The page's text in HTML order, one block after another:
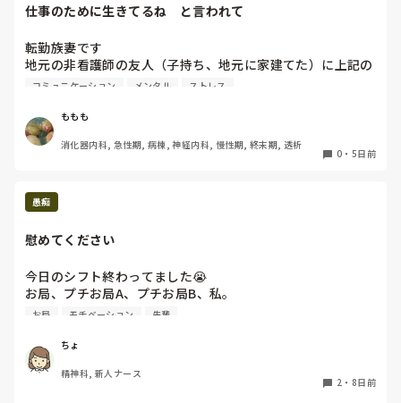
仕事のために生きてるね　と言われて
転勤族妻です
地元の非看護師の友人（子持ち、地元に家建てた）に上記の
こと言われました
転勤についてゆくたびに、転職して大変だね〜って意味で言
ってきたらしいけど
どうも　（子どもも産まないで家も建てないで知らない土地
（以前も子ども産めるの？）とストレートに聞かれたり、会
話した後にモヤモヤすることありました
子ども欲しくないことは話したんだけどなぁ
仕事のために生きてるってそんなわけないじゃん。笑　プラ
イベート重視だわ。
連絡きても無視しよう。
これってマウント？ナチュラルに見下してくる失言じゃない
コミュニケーション メンタル ストレス
ももも
消化器内科, 急性期, 病棟, 神経内科, 慢性期, 終末期, 透析
0 ・ 5日前
愚痴
慰めてください
今日のシフト終わってました😭
お局、プチお局A、プチお局B、私。
プチお局Aがリーダーだったんですけど、「今することあり
だと思います（アセスメント）」と言っても、「カルテ読ん
だ？」「いやいや笑」などの嫌味で返してくるので、ナース
ステーションにいずらいんです😭😭
お局 モチベーション 先輩
ちょ
精神科, 新人ナース
2 ・ 8日前